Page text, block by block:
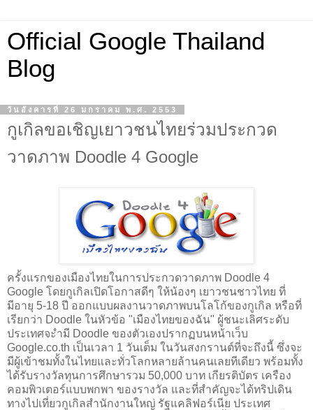
Official Google Thailand
Blog
วันอังคารที่ 26 มกราคม พ.ศ. 2553
กูเกิลขอเชิญเยาวชนไทยร่วมประกวด
วาดภาพ Doodle 4 Google
ครั้งแรกของเมืองไทยในการประกวดวาดภาพ Doodle 4
Google โดยกูเกิลเปิดโอกาสดีๆ ให้น้องๆ เยาวชนชาวไทย ที่
มีอายุ 5-18 ปี ออกแบบผลงานวาดภาพบนโลโก้ของกูเกิล หรือที่
เรียกว่า Doodle ในหัวข้อ "เมืองไทยของฉัน" ผู้ชนะเลิศระดับ
ประเทศจะำมี Doodle ของตัวเองปรากฏบนหน้าเว็บ
Google.co.th เป็นเวลา 1 วันเต็ม ในวันสงกรานต์ที่จะถึงนี้ ซึ่งจะ
มีผู้เข้าชมทั้งในไทยและทั่วโลกหลายล้านคนเลยทีเดียว พร้อมทั้ง
ได้รับรางวัลทุนการศึกษารวม 50,000 บาท เกียรติบัตร เครือง
คอมพิวเตอร์แบบพกพา ของรางวัล และที่สำคัญจะได้ทริปเดิน
ทางไปเที่ยวกูเกิลสำนักงานใหญ่ รัฐแคลิฟอร์เนีย ประเทศ